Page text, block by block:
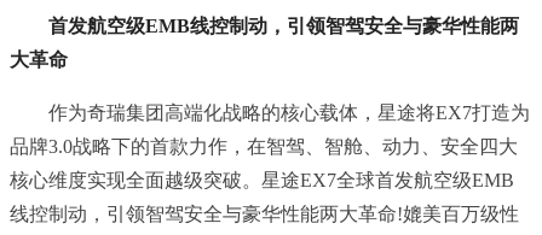
首发航空级EMB线控制动，引领智驾安全与豪华性能两
大革命
作为奇瑞集团高端化战略的核心载体，星途将EX7打造为
品牌3.0战略下的首款力作，在智驾、智舱、动力、安全四大
核心维度实现全面越级突破。星途EX7全球首发航空级EMB
线控制动，引领智驾安全与豪华性能两大革命!媲美百万级性